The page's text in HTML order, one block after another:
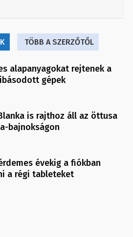
TÖBB A SZERZŐTŐL
alapanyagokat rejtenek a
gépek
is rajthoz áll az öttusa
bajnokságon
évekig a fiókban
a régi tableteket